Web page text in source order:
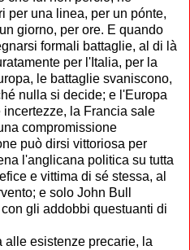
per una linea, per un pónte,
giorno, per ore. E quando
formali battaglie, al di là
per l'Italia, per la
le battaglie svaniscono,
nulla si decide; e l'Europa
la Francia sale
compromissione
può dirsi vittoriosa per
l'anglicana politica su tutta
e vittima di sé stessa, al
e solo John Bull
gli addobbi questuanti di
alle esistenze precarie, la